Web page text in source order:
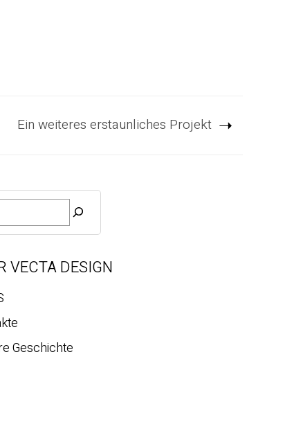
Ein weiteres erstaunliches Projekt
VECTA DESIGN
Geschichte